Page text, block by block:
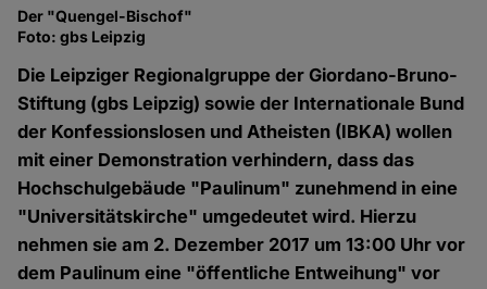
Der "Quengel-Bischof"
Foto: gbs Leipzig
Die Leipziger Regionalgruppe der Giordano-Bruno-
Stiftung (gbs Leipzig) sowie der Internationale Bund
der Konfessionslosen und Atheisten (IBKA) wollen
mit einer Demonstration verhindern, dass das
Hochschulgebäude "Paulinum" zunehmend in eine
"Universitätskirche" umgedeutet wird. Hierzu
nehmen sie am 2. Dezember 2017 um 13:00 Uhr vor
dem Paulinum eine "öffentliche Entweihung" vor